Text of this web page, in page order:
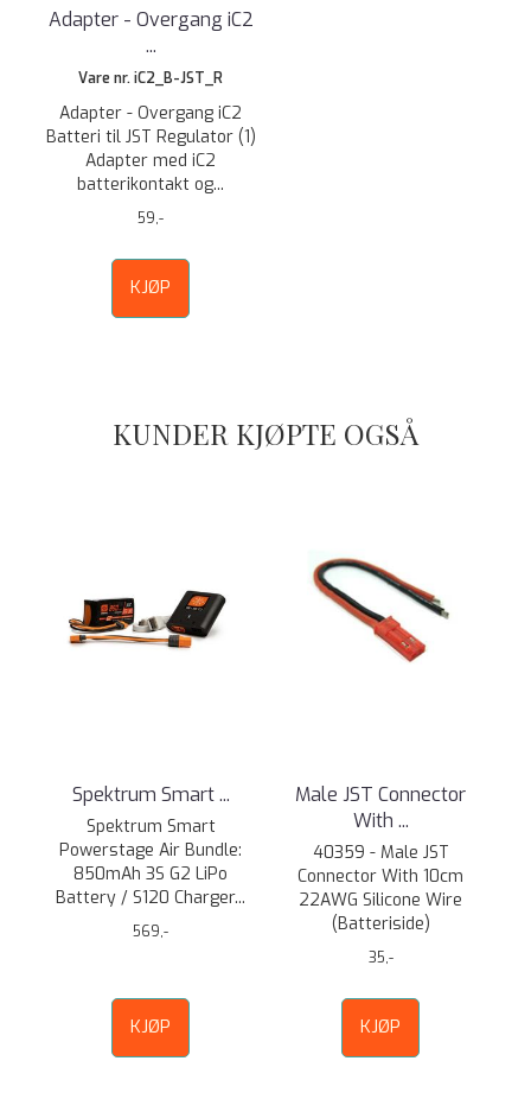
Adapter - Overgang iC2
...
Vare nr. iC2_B-JST_R
Adapter - Overgang iC2
Batteri til JST Regulator (1)
Adapter med iC2
batterikontakt og...
59,-
KJØP
KUNDER KJØPTE OGSÅ
Spektrum Smart ...
Spektrum Smart
Powerstage Air Bundle:
850mAh 3S G2 LiPo
Battery / S120 Charger...
569,-
KJØP
Male JST Connector
With ...
40359 - Male JST
Connector With 10cm
22AWG Silicone Wire
(Batteriside)
35,-
KJØP